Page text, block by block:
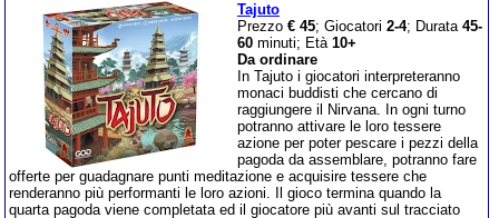
Tajuto
Prezzo € 45; Giocatori 2-4; Durata 45-
60 minuti; Età 10+
Da ordinare
In Tajuto i giocatori interpreteranno
monaci buddisti che cercano di
raggiungere il Nirvana. In ogni turno
potranno attivare le loro tessere
azione per poter pescare i pezzi della
pagoda da assemblare, potranno fare
offerte per guadagnare punti meditazione e acquisire tessere che
renderanno più performanti le loro azioni. Il gioco termina quando la
quarta pagoda viene completata ed il giocatore più avanti sul tracciato